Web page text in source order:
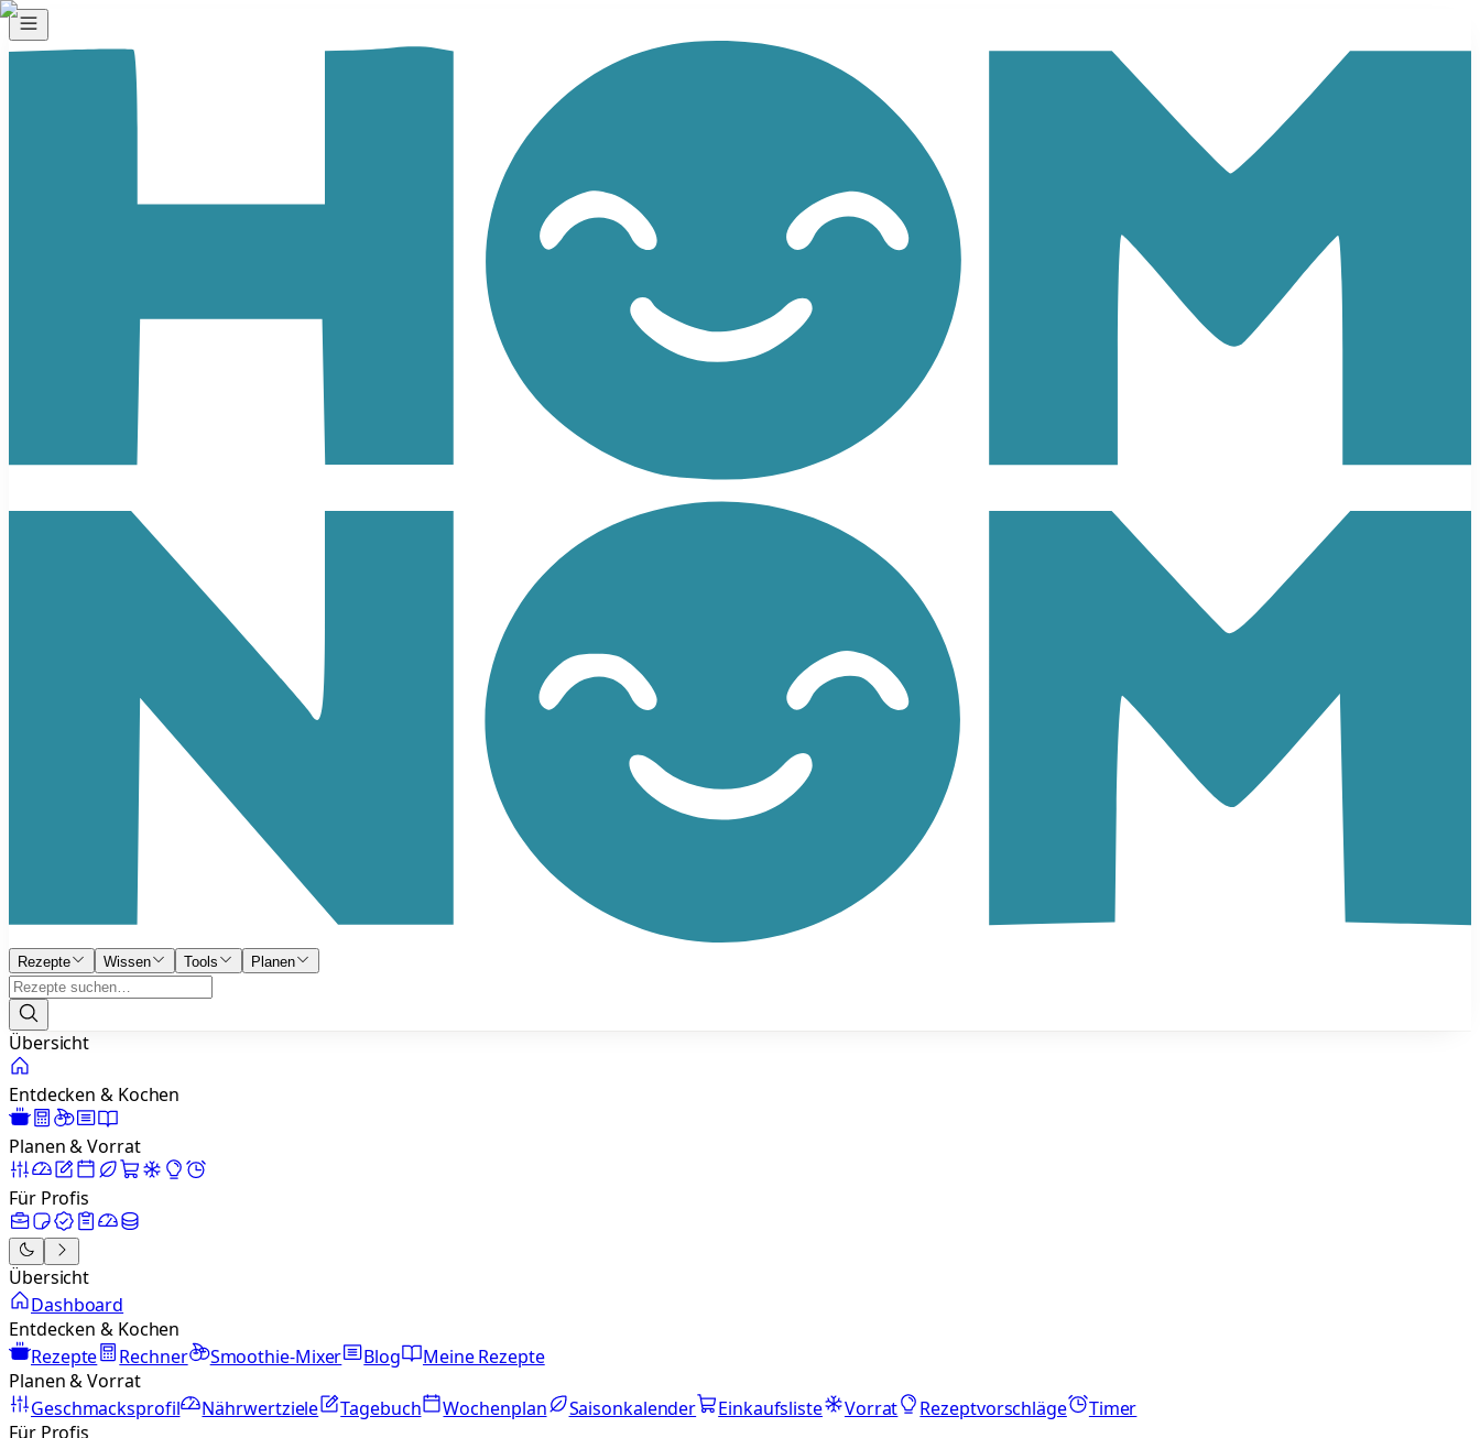
Rezepte Wissen Tools Planen
Übersicht
Entdecken & Kochen
Planen & Vorrat
Für Profis
Übersicht
Dashboard
Entdecken & Kochen
Rezepte
Rechner Smoothie-Mixer Blog
Meine Rezepte
Planen & Vorrat
Geschmacksprofil
Nährwertziele Tagebuch Wochenplan Saisonkalender Einkaufsliste Vorrat Rezeptvorschläge
Timer
Für Profis